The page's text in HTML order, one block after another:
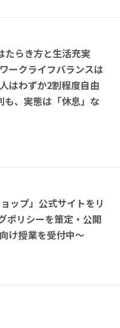
たらき方と生活充実
ークライフバランスは
はわずか2割程度自由
も、実態は「休息」な
ップ」公式サイトをリ
ポリシーを策定・公開
け授業を受付中～